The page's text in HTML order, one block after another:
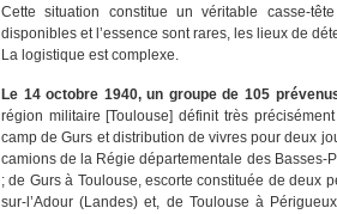
Cette situation constitue un véritable casse-
disponibles et l’essence sont rares, les lieux de
La logistique est complexe.
Le 14 octobre 1940, un groupe de 105
région militaire [Toulouse] définit très
camp de Gurs et distribution de vivres pour deux
camions de la Régie départementale des Basses-
; de Gurs à Toulouse, escorte constituée de deux
sur-l’Adour (Landes) et, de Toulouse à